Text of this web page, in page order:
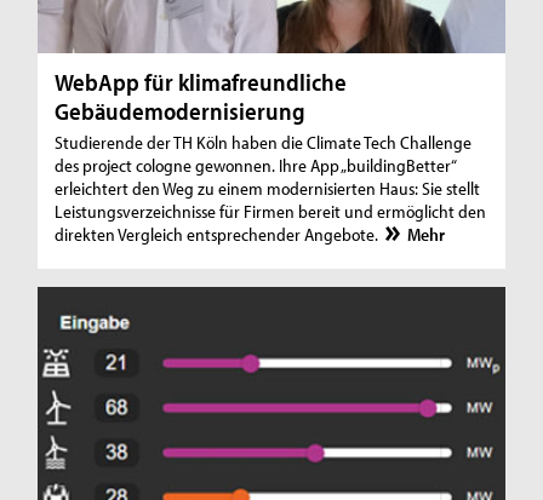
WebApp für klimafreundliche
Gebäudemodernisierung
Studierende der TH Köln haben die Climate Tech Challenge
des project cologne gewonnen. Ihre App „buildingBetter“
erleichtert den Weg zu einem modernisierten Haus: Sie stellt
Leistungsverzeichnisse für Firmen bereit und ermöglicht den
direkten Vergleich entsprechender Angebote.
Mehr